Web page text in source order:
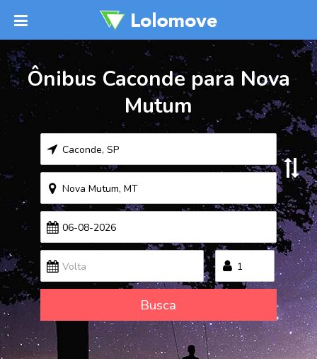
Ônibus Caconde para Nova
Mutum
Busca